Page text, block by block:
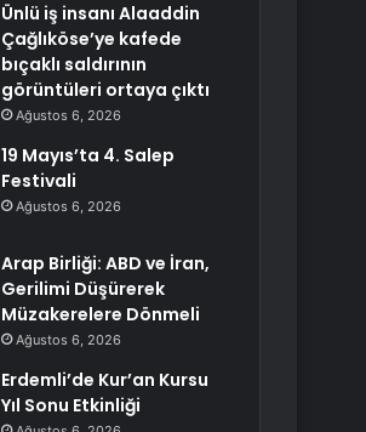
Ünlü iş insanı Alaaddin
Çağlıköse’ye kafede
bıçaklı saldırının
görüntüleri ortaya çıktı
Ağustos 6, 2026
19 Mayıs’ta 4. Salep
Festivali
Ağustos 6, 2026
Arap Birliği: ABD ve İran,
Gerilimi Düşürerek
Müzakerelere Dönmeli
Ağustos 6, 2026
Erdemli’de Kur’an Kursu
Yıl Sonu Etkinliği